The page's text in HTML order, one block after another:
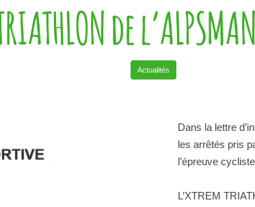
de
Actualités
Dans la lettre
les arrêtés pris
l’épreuve
L’XTREM